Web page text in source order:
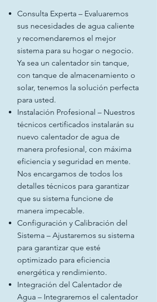
Consulta Experta – Evaluaremos
sus necesidades de agua caliente
y recomendaremos el mejor
sistema para su hogar o negocio.
Ya sea un calentador sin tanque,
con tanque de almacenamiento o
solar, tenemos la solución perfecta
para usted.
Instalación Profesional – Nuestros
técnicos certificados instalarán su
nuevo calentador de agua de
manera profesional, con máxima
eficiencia y seguridad en mente.
Nos encargamos de todos los
detalles técnicos para garantizar
que su sistema funcione de
manera impecable.
Configuración y Calibración del
Sistema – Ajustaremos su sistema
para garantizar que esté
optimizado para eficiencia
energética y rendimiento.
Integración del Calentador de
Agua – Integraremos el calentador